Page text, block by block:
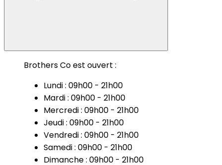
Brothers Co est ouvert :
Lundi : 09h00 - 21h00
Mardi : 09h00 - 21h00
Mercredi : 09h00 - 21h00
Jeudi : 09h00 - 21h00
Vendredi : 09h00 - 21h00
Samedi : 09h00 - 21h00
Dimanche : 09h00 - 21h00